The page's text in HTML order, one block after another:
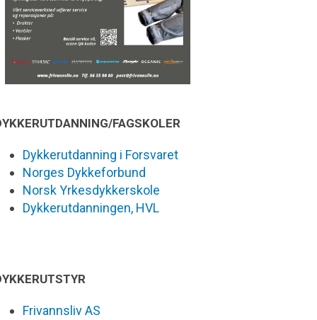
FAGSKOLER
Dykkerutdanning i Forsvaret
Norges Dykkeforbund
Norsk Yrkesdykkerskole
Dykkerutdanningen, HVL
Frivannsliv AS